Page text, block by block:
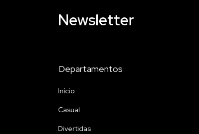
Newsletter
Departamentos
Início
Casual
Divertidas